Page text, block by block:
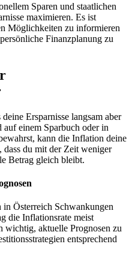
Sparen und staatlichen
maximieren. Es ist
Möglichkeiten zu informieren
Finanzplanung zu
Ersparnisse langsam aber
einem Sparbuch oder in
kann die Inflation deine
dass du mit der Zeit weniger
Betrag gleich bleibt.
Österreich Schwankungen
die Inflationsrate meist
wichtig, aktuelle Prognosen zu
entsprechend